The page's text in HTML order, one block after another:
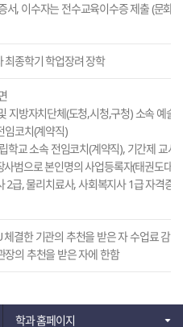
서, 이수자는 전수교육이수증 제출 (문화
최종학기 학업장려 장학
지방자치단체(도청,시청,구청) 소속 예술
임코치(계약직)
학교 소속 전임코치(계약직), 기간제 교사
사범으로 본인명의 사업등록자(태권도대
2급, 물리치료사, 사회복지사 1급 자격증
결한 기관의 추천을 받은 자 수업료 감면
장의 추천을 받은 자에 한함
학과 홈페이지